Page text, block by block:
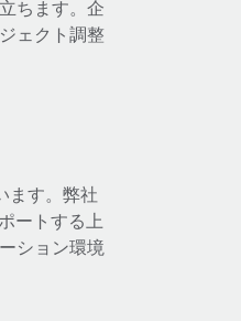
ちます。企
ェクト調整
ます。弊社
ートする上
ション環境